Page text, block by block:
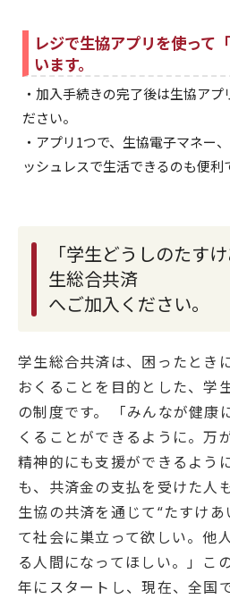
レジで生協アプリを使って
います。
・加入手続きの完了後は生協ア
ださい。
・アプリ1つで、生協電子マネー
ッシュレスで生活できるのも便利
「学生どうしのたす
生総合共済
へご加入ください。
学生総合共済は、困ったとき
おくることを目的とした、学
の制度です。
「みんなが健康
くることができるように。万
精神的にも支援ができるよう
も、共済金の支払を受けた人
生協の共済を通じて“たすけ
て社会に巣立って欲しい。他
る人間になってほしい。」こ
年にスタートし、現在、全国